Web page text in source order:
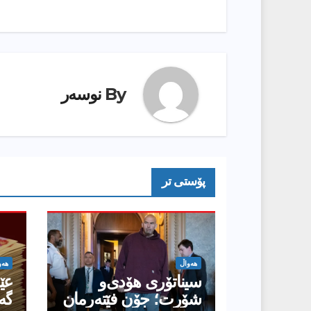
By نوسەر
پۆستى تر
هەواڵ
سیناتۆری هۆدی‌و
شۆرت؛ جۆن فێتەرمان